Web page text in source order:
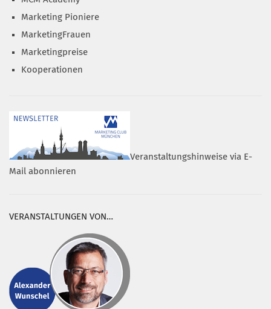
Marketing Pioniere
MarketingFrauen
Marketingpreise
Kooperationen
Veranstaltungshinweise via E-
Mail abonnieren
VERANSTALTUNGEN VON…